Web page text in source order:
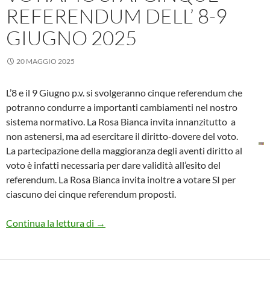
REFERENDUM DELL’ 8-9
GIUGNO 2025
20 MAGGIO 2025
L’8 e il 9 Giugno p.v. si svolgeranno cinque referendum che
potranno condurre a importanti cambiamenti nel nostro
sistema normativo. La Rosa Bianca invita innanzitutto a
non astenersi, ma ad esercitare il diritto-dovere del voto.
La partecipazione della maggioranza degli aventi diritto al
voto è infatti necessaria per dare validità all’esito del
referendum. La Rosa Bianca invita inoltre a votare SI per
ciascuno dei cinque referendum proposti.
Continua la lettura di VOTIAMO SI AI CINQUE
→